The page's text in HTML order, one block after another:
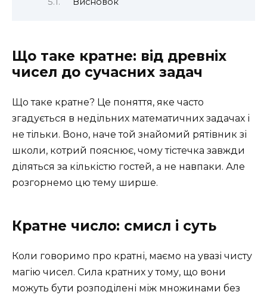
Що таке кратне: від древніх
чисел до сучасних задач
Що таке кратне? Це поняття, яке часто
згадується в недільних математичних задачах і
не тільки. Воно, наче той знайомий рятівник зі
школи, котрий пояснює, чому тістечка завжди
діляться за кількістю гостей, а не навпаки. Але
розгорнемо цю тему ширше.
Кратне число: смисл і суть
Коли говоримо про кратні, маємо на увазі чисту
магію чисел. Сила кратних у тому, що вони
можуть бути розподілені між множинами без